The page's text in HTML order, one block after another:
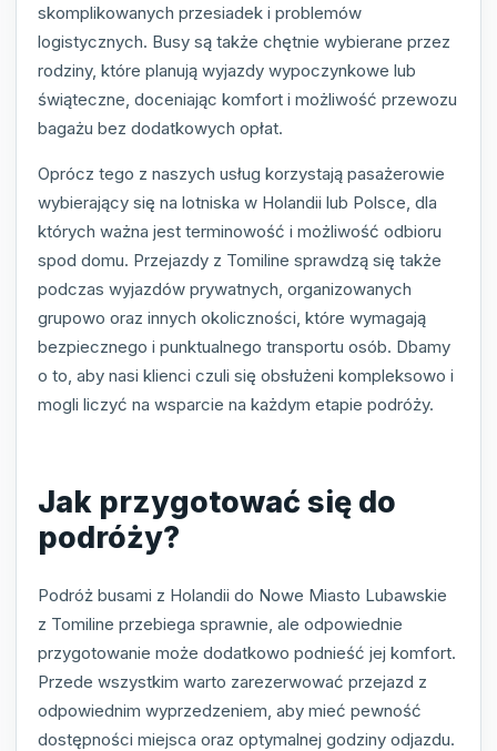
skomplikowanych przesiadek i problemów
logistycznych. Busy są także chętnie wybierane przez
rodziny, które planują wyjazdy wypoczynkowe lub
świąteczne, doceniając komfort i możliwość przewozu
bagażu bez dodatkowych opłat.
Oprócz tego z naszych usług korzystają pasażerowie
wybierający się na lotniska w Holandii lub Polsce, dla
których ważna jest terminowość i możliwość odbioru
spod domu. Przejazdy z Tomiline sprawdzą się także
podczas wyjazdów prywatnych, organizowanych
grupowo oraz innych okoliczności, które wymagają
bezpiecznego i punktualnego transportu osób. Dbamy
o to, aby nasi klienci czuli się obsłużeni kompleksowo i
mogli liczyć na wsparcie na każdym etapie podróży.
Jak przygotować się do
podróży?
Podróż busami z Holandii do Nowe Miasto Lubawskie
z Tomiline przebiega sprawnie, ale odpowiednie
przygotowanie może dodatkowo podnieść jej komfort.
Przede wszystkim warto zarezerwować przejazd z
odpowiednim wyprzedzeniem, aby mieć pewność
dostępności miejsca oraz optymalnej godziny odjazdu.